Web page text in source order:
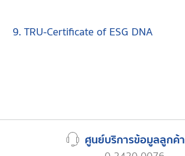
9. TRU-Certificate of ESG DNA
ศูนย์บริการข้อมูลลูกค้า